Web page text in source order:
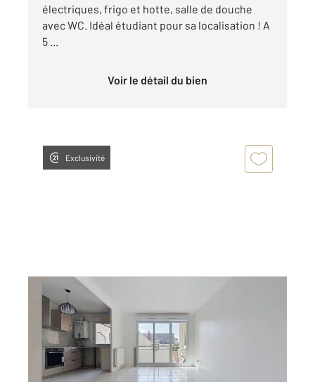
électriques, frigo et hotte, salle de douche
avec WC. Idéal étudiant pour sa localisation ! A
5 ...
Voir le détail du bien
Exclusivité
ROUEN 76
76,10 m , 4 pièces
Ref : 34237
Appartement F4 à louer
922 €